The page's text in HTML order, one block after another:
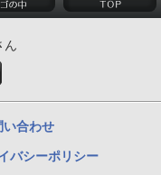
ん
い合わせ
バシーポリシー